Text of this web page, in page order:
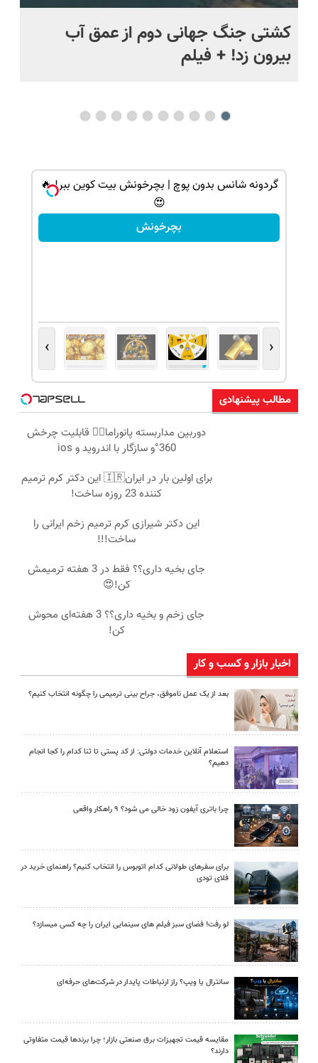
کشتی‌ جنگ جهانی دوم از عمق آب
بیرون زد! + فیلم
گردونه شانس بدون پوچ | بچرخونش بیت کوین ببر! 🔥
😍
بچرخونش
‹
›
مطالب پیشنهادی
دوربین مداربسته پانوراما👈🏻 قابلیت چرخش
360°و سازگار با اندروید و ios
برای اولین بار در ایران🇮🇷 این دکتر کرم ترمیم
کننده 23 روزه ساخت!
این دکتر شیرازی کرم ترمیم زخم ایرانی را
ساخت!!!
جای بخیه داری؟؟ فقط در 3 هفته ترمیمش
کن!😍
جای زخم و بخیه داری؟؟ 3 هفته‌ای محوش
کن!
اخبار بازار و کسب و کار
بعد از یک عمل ناموفق، جراح بینی ترمیمی را چگونه انتخاب کنیم؟
استعلام آنلاین خدمات دولتی: از کد پستی تا ثنا کدام را کجا انجام
دهیم؟
چرا باتری آیفون زود خالی می شود؟ ۹ راهکار واقعی
برای سفرهای طولانی کدام اتوبوس را انتخاب کنیم؟ راهنمای خرید در
فلای تودی
لو رفت! فضای سبز فیلم های سینمایی ایران را چه کسی میسازد؟
سانترال یا ویپ؟ راز ارتباطات پایدار در شرکت‌های حرفه‌ای
مقایسه قیمت تجهیزات برق صنعتی بازار؛ چرا برندها قیمت متفاوتی
دارند؟